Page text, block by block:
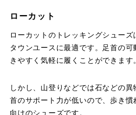
ローカット
ローカットのトレッキングシューズ
タウンユースに最適です。足首の可
きやすく気軽に履くことができます
しかし、山登りなどでは石などの異
首のサポート力が低いので、歩き慣
向けのシューズです。